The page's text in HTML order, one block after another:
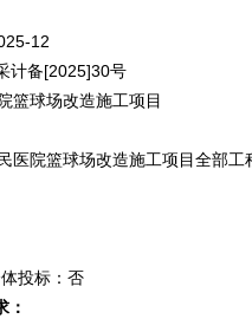
12
计备[2025]30号
篮球场改造施工项目
医院篮球场改造施工项目全部工
投标：否
：